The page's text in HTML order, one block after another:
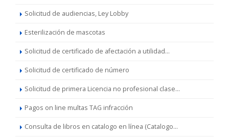
Solicitud de audiencias, Ley Lobby
Esterilización de mascotas
Solicitud de certificado de afectación a utilidad...
Solicitud de certificado de número
Solicitud de primera Licencia no profesional clase...
Pagos on line multas TAG infracción
Consulta de libros en catalogo en línea (Catalogo...